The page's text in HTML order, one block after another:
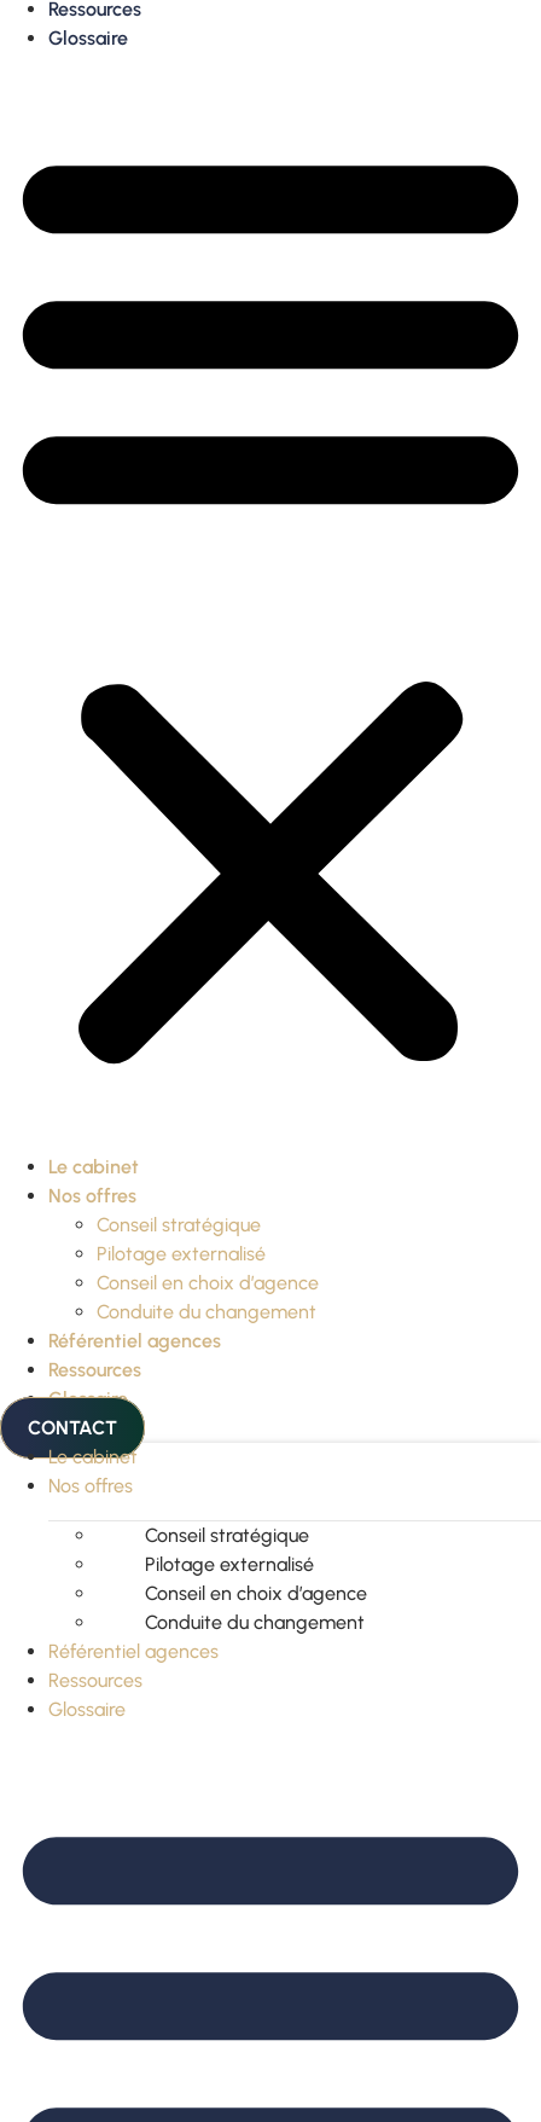
Ressources
Glossaire
Le cabinet
Nos offres
Conseil stratégique
Pilotage externalisé
Conseil en choix d’agence
Conduite du changement
Référentiel agences
Ressources
Glossaire
CONTACT
Le cabinet
Nos offres
Conseil stratégique
Pilotage externalisé
Conseil en choix d’agence
Conduite du changement
Référentiel agences
Ressources
Glossaire